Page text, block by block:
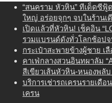
content
“สนคราม หัวหิน” ทีเด็ดซีฟู้
ใหญ่ อร่อยจุกๆ จบในร้านเ
เปิดแล้วที่หัวหิน! เช็คอิน
รวมแบรนด์ดังทั่วโลกช้อปจ
กระเป๋าสะพายข้างผู้ชาย เ
คาเฟ่กลางสวนอินทผาลัม
สีเขียวเส้นหัวหิน-หนองพลั
บริการเช่ารถเครนรายเดื
เครน